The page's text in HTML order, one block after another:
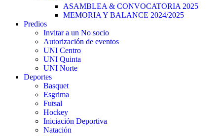
ASAMBLEA & CONVOCATORIA 2025
MEMORIA Y BALANCE 2024/2025
Predios
Invitar a un No socio
Autorización de eventos
UNI Centro
UNI Quinta
UNI Norte
Deportes
Basquet
Esgrima
Futsal
Hockey
Iniciación Deportiva
Natación